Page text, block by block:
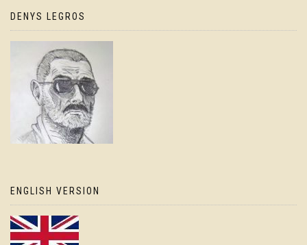
DENYS LEGROS
ENGLISH VERSION